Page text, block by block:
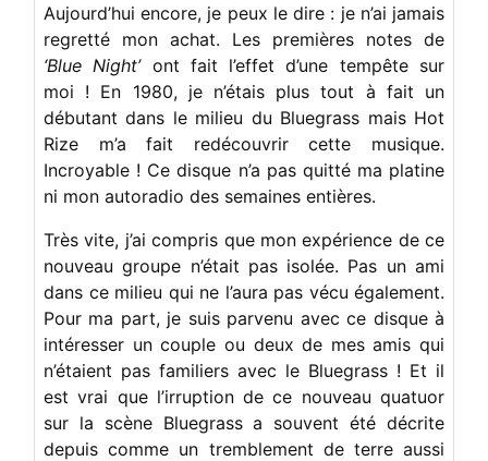
Aujourd’hui encore, je peux le dire : je n’ai jamais
regretté mon achat. Les premières notes de
‘Blue Night’ont fait l’effet d’une tempête sur
moi ! En 1980, je n’étais plus tout à fait un
débutant dans le milieu du Bluegrass mais Hot
Rize m’a fait redécouvrir cette musique.
Incroyable ! Ce disque n’a pas quitté ma platine
ni mon autoradio des semaines entières.
Très vite, j’ai compris que mon expérience de ce
nouveau groupe n’était pas isolée. Pas un ami
dans ce milieu qui ne l’aura pas vécu également.
Pour ma part, je suis parvenu avec ce disque à
intéresser un couple ou deux de mes amis qui
n’étaient pas familiers avec le Bluegrass ! Et il
est vrai que l’irruption de ce nouveau quatuor
sur la scène Bluegrass a souvent été décrite
depuis comme un tremblement de terre aussi